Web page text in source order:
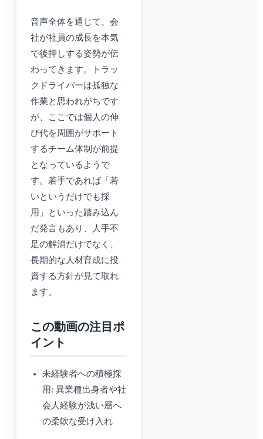
音声全体を通じて、会
社が社員の成長を本気
で後押しする姿勢が伝
わってきます。トラッ
クドライバーは孤独な
作業と思われがちです
が、ここでは個人の伸
び代を周囲がサポート
するチーム体制が前提
となっているようで
す。若手であれば「若
いというだけでも採
用」といった踏み込ん
だ発言もあり、人手不
足の解消だけでなく、
長期的な人材育成に投
資する方針が見て取れ
ます。
この動画の注目ポ
イント
未経験者への積極採
用: 異業種出身者や社
会人経験が浅い層へ
の柔軟な受け入れ